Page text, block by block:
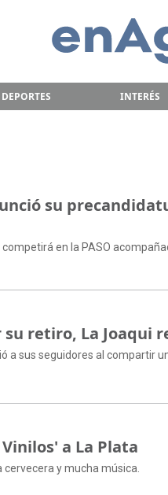
DEPORTES INTERÉS
su
competirá en la PASO
retiro, La Joaqui
a sus seguidores al compartir
a La Plata
y mucha música.